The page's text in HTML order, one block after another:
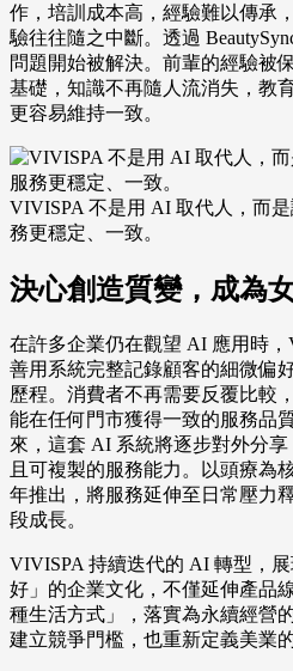
作，培訓成本高，經驗難以傳承
驗往往隨之中斷。透過
問題開始被解決。前輩的經驗被
基礎，知識不再隨人流消失，教
更容易維持一致。
VIVISPA 不是用 AI 取代人，而
務更穩定、一致。
決心創造質變，成為
在許多企業仍在觀望 AI 應用時，
善用系統完整記錄顧客的細微偏
歷程。消費者不再需要反覆比較
能在任何門市獲得一致的服務品
來，這套 AI 系統將逐步對外分
且可複製的服務能力。以頭療為
年推出，將服務延伸至日常壓力
段成長。
VIVISPA 持續迭代的 AI 轉型，
好」的企業文化，不僅延伸產品
種生活方式」，落實為永續經營
建立競爭門檻，也重新定義美業